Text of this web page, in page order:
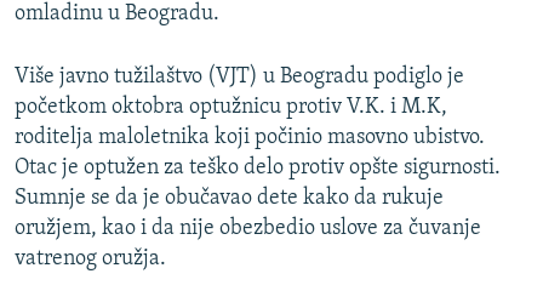
omladinu u Beogradu.
Više javno tužilaštvo (VJT) u Beogradu podiglo je
početkom oktobra optužnicu protiv V.K. i M.K,
roditelja maloletnika koji počinio masovno ubistvo.
Otac je optužen za teško delo protiv opšte sigurnosti.
Sumnje se da je obučavao dete kako da rukuje
oružjem, kao i da nije obezbedio uslove za čuvanje
vatrenog oružja.